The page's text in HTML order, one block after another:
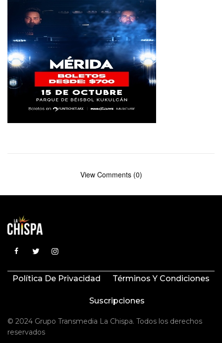
View Comments (0)
Política De Privacidad Términos Y Condiciones
Suscripciones
© 2024 Grupo Transmedia La Chispa. Todos los derechos
reservados